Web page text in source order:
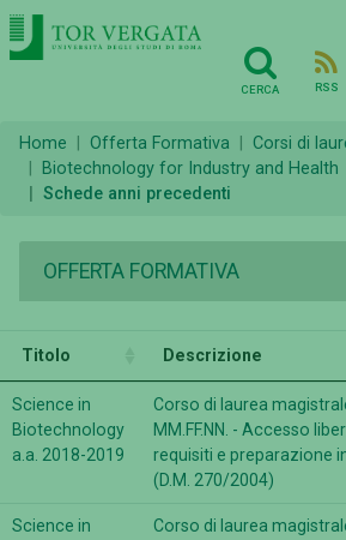
CERCA RSS
Home Offerta Formativa
Corsi di
Biotechnology for Industry and Health
Schede anni precedenti
OFFERTA FORMATIVA
Titolo Descrizione
Science in
Biotechnology
a.a. 2018-2019
Corso di laurea
MM.FF.NN. - Accesso
requisiti e preparazione
(D.M. 270/2004)
Science in
Corso di laurea